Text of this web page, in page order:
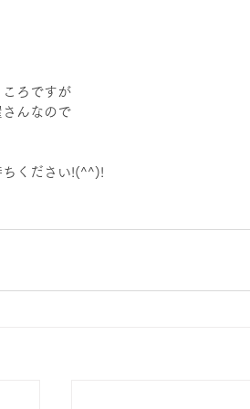
ろですが
んなので
ください!(^^)!